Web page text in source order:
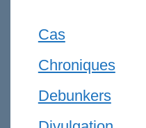
Cas
Chroniques
Debunkers